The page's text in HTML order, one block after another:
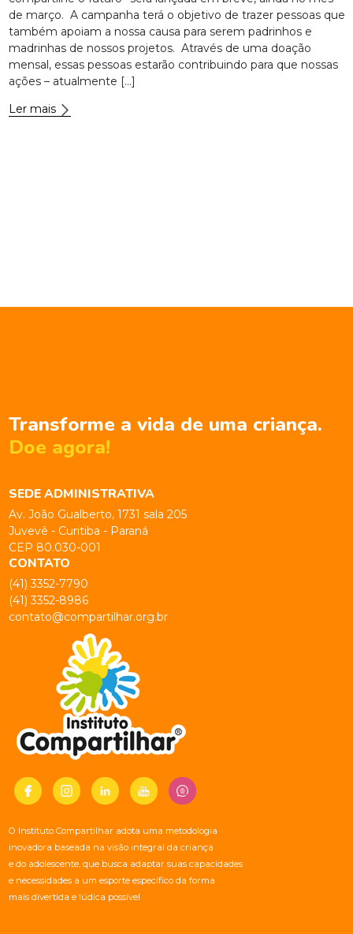
de março. A campanha terá o objetivo de trazer pessoas que
também apoiam a nossa causa para serem padrinhos e
madrinhas de nossos projetos. Através de uma doação
mensal, essas pessoas estarão contribuindo para que nossas
ações – atualmente […]
Ler mais
Transforme a vida de uma criança.
Doe agora!
SEDE ADMINISTRATIVA
Av. João Gualberto, 1731 sala 205
Juvevê - Curitiba - Paraná
CEP 80.030-001
CONTATO
(41) 3352-7790
(41) 3352-8986
contato@compartilhar.org.br
O Instituto Compartilhar adota uma metodologia
inovadora baseada na visão integral da criança
e do adolescente, que busca adaptar suas capacidades
e necessidades a um esporte específico da forma
mais divertida e lúdica possível